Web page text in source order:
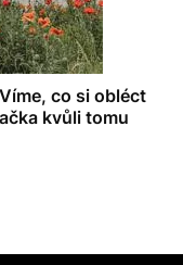
co si obléct
kvůli tomu